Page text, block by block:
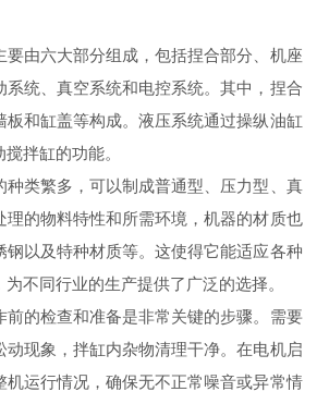
由六大部分组成，包括捏合部分、机座
系统、真空系统和电控系统。其中，捏合
板和缸盖等构成。液压系统通过操纵油缸
拌缸的功能。
类繁多，可以制成普通型、压力型、真
理的物料特性和所需环境，机器的材质也
钢以及特种材质等。这使得它能适应各种
不同行业的生产提供了广泛的选择。
的检查和准备是非常关键的步骤。需要
动现象，拌缸内杂物清理干净。在电机启
机运行情况，确保无不正常噪音或异常情